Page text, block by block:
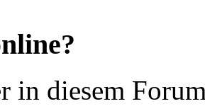
in diesem